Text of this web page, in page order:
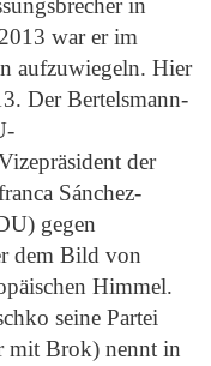
in
war er im
aufzuwiegeln. Hier
Der Bertelsmann-
der
Sánchez-
gegen
dem Bild von
Himmel.
seine Partei
mit Brok) nennt in